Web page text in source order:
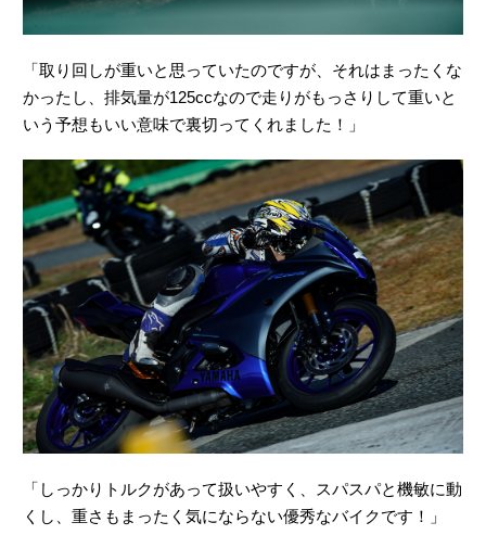
「取り回しが重いと思っていたのですが、それはまったくな
かったし、排気量が125ccなので走りがもっさりして重いと
いう予想もいい意味で裏切ってくれました！」
「しっかりトルクがあって扱いやすく、スパスパと機敏に動
くし、重さもまったく気にならない優秀なバイクです！」